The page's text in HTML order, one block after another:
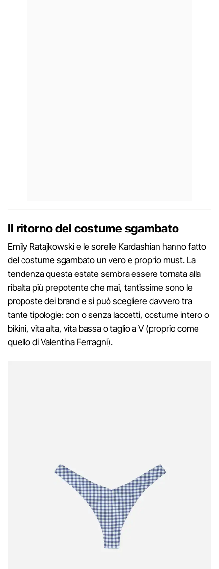
Il ritorno del costume sgambato
Emily Ratajkowski e le sorelle Kardashian hanno fatto
del costume sgambato un vero e proprio must. La
tendenza questa estate sembra essere tornata alla
ribalta più prepotente che mai, tantissime sono le
proposte dei brand e si può scegliere davvero tra
tante tipologie: con o senza laccetti, costume intero o
bikini, vita alta, vita bassa o taglio a V (proprio come
quello di Valentina Ferragni).